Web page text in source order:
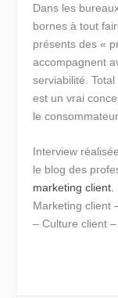
Dans les
bornes à tout
présents des «
accompagnent
serviabilité.
est un vrai
le
Interview
le blog des
marketing client.
Marketing client
– Culture client